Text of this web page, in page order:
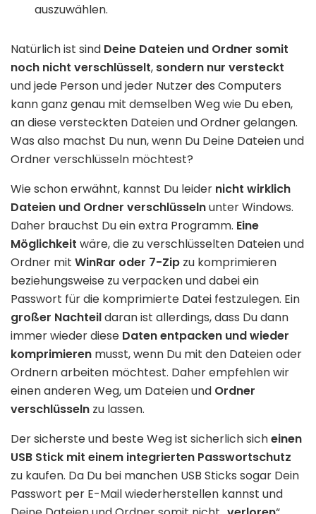
auszuwählen.
Natürlich ist sind Deine Dateien und Ordner somit
noch nicht verschlüsselt, sondern nur versteckt
und jede Person und jeder Nutzer des Computers
kann ganz genau mit demselben Weg wie Du eben,
an diese versteckten Dateien und Ordner gelangen.
Was also machst Du nun, wenn Du Deine Dateien und
Ordner verschlüsseln möchtest?
Wie schon erwähnt, kannst Du leider nicht wirklich
Dateien und Ordner verschlüsselnunter Windows.
Daher brauchst Du ein extra Programm. Eine
Möglichkeit wäre, die zu verschlüsselten Dateien und
Ordner mit WinRar oder 7-Zip zu komprimieren
beziehungsweise zu verpacken und dabei ein
Passwort für die komprimierte Datei festzulegen. Ein
großer Nachteildaran ist allerdings, dass Du dann
immer wieder diese Daten entpacken und wieder
komprimieren musst, wenn Du mit den Dateien oder
Ordnern arbeiten möchtest. Daher empfehlen wir
einen anderen Weg, um Dateien und Ordner
verschlüsseln zu lassen.
Der sicherste und beste Weg ist sicherlich sicheinen
USB Stick mit einem integrierten Passwortschutz
zu kaufen. Da Du bei manchen USB Sticks sogar Dein
Passwort per E-Mail wiederherstellen kannst und